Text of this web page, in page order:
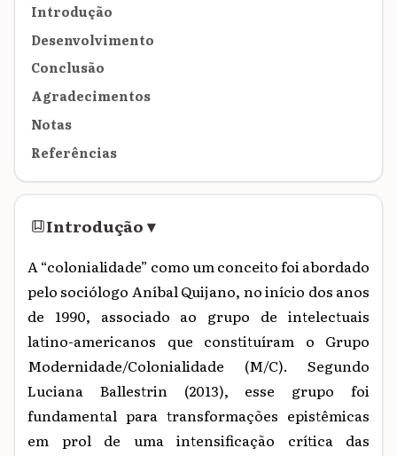
Introdução
Desenvolvimento
Conclusão
Agradecimentos
Notas
Referências
Introdução▾
A “colonialidade” como um conceito foi abordado
pelo sociólogo Aníbal Quijano, no início dos anos
de 1990, associado ao grupo de intelectuais
latino-americanos que constituíram o Grupo
Modernidade/Colonialidade (M/C). Segundo
Luciana Ballestrin (2013), esse grupo foi
fundamental para transformações epistêmicas
em prol de uma intensificação crítica das